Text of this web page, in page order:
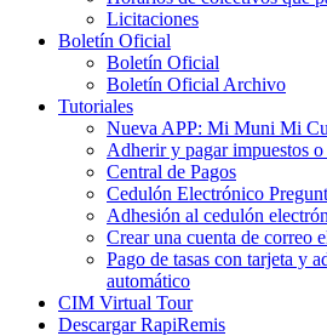
Licitaciones
Boletín Oficial
Boletín Oficial
Boletín Oficial Archivo
Tutoriales
Nueva APP: Mi Muni Mi
Adherir y pagar impuestos
Central de Pagos
Cedulón Electrónico
Adhesión al cedulón
Crear una cuenta de correo
Pago de tasas con tarjeta y
automático
CIM Virtual Tour
Descargar RapiRemis